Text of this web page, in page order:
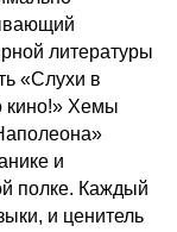
литературы
«Слухи в
кино!» Хемы
и
полке. Каждый
и ценитель